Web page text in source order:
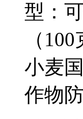
型：
（
小麦
作物